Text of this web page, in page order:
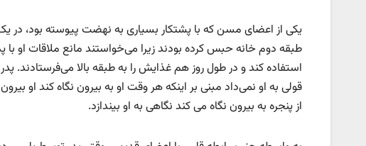
یکی از اعضای مسن که با پشتکار بسیاری به نهضت پیوسته بود، در
طبقه دوم خانه حبس کرده بودند زیرا می‌خواستند مانع ملاقات او با
استفاده کند و در طول روز هم غذایش را به طبقه بالا می‌فرستادند.
قولی به او نمی‌داد مبنی بر اینکه هر وقت او به بیرون نگاه کند او
از پنجره به بیرون نگاه می کند نگاهی به او بیندازد.